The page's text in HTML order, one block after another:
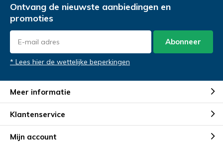
Ontvang de nieuwste aanbiedingen en
promoties
Abonneer
* Lees hier de wettelijke beperkingen
Meer informatie
Klantenservice
Mijn account